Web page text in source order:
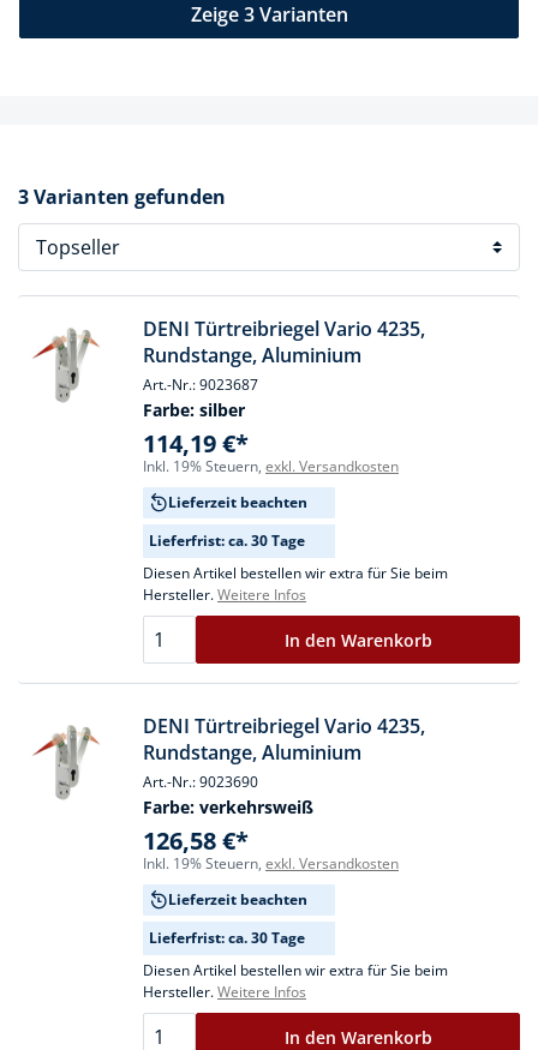
Zeige 3 Varianten
3 Varianten gefunden
DENI Türtreibriegel Vario 4235,
Rundstange, Aluminium
Art.-Nr.: 9023687
Farbe: silber
114,19 €*
Inkl. 19% Steuern, exkl. Versandkosten
Lieferzeit beachten
Lieferfrist: ca. 30 Tage
Diesen Artikel bestellen wir extra für Sie beim
Hersteller.Weitere Infos
In den Warenkorb
DENI Türtreibriegel Vario 4235,
Rundstange, Aluminium
Art.-Nr.: 9023690
Farbe: verkehrsweiß
126,58 €*
Inkl. 19% Steuern, exkl. Versandkosten
Lieferzeit beachten
Lieferfrist: ca. 30 Tage
Diesen Artikel bestellen wir extra für Sie beim
Hersteller.Weitere Infos
In den Warenkorb